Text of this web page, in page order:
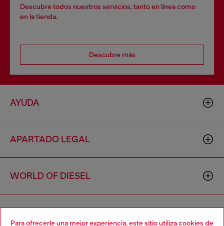
Para ofrecerle una mejor experiencia, este sitio utiliza cookies de
Descubre todos nuestros servicios, tanto en línea como
en la tienda.
Descubre más
AYUDA
APARTADO LEGAL
WORLD OF DIESEL